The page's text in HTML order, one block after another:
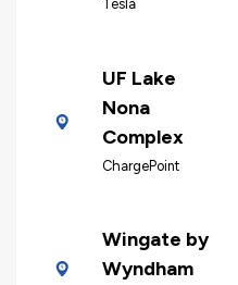
Tesla
UF Lake
Nona
Complex
ChargePoint
Wingate by
Wyndham